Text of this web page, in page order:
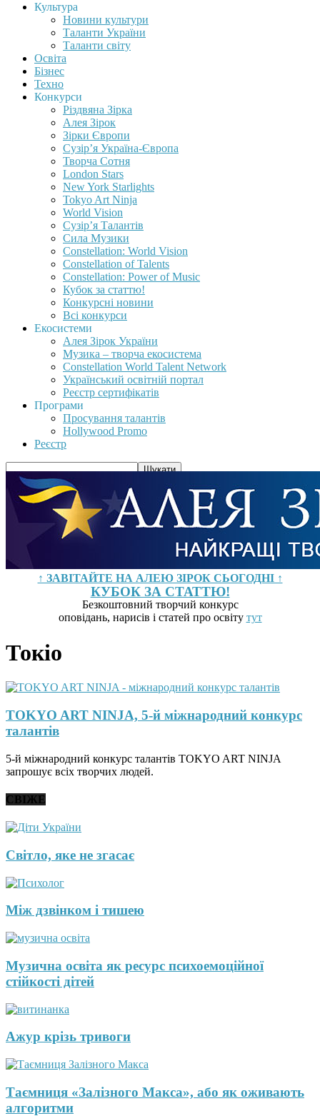
Культура
Новини культури
Таланти України
Таланти світу
Освіта
Бізнес
Техно
Конкурси
Різдвяна Зірка
Алея Зірок
Зірки Європи
Сузір’я Україна-Європа
Творча Сотня
London Stars
New York Starlights
Tokyo Art Ninja
World Vision
Сузір’я Талантів
Сила Музики
Constellation: World Vision
Constellation of Talents
Constellation: Power of Music
Кубок за статтю!
Конкурсні новини
Всі конкурси
Екосистеми
Алея Зірок України
Музика – творча екосистема
Constellation World Talent Network
Український освітній портал
Реєстр сертифікатів
Програми
Просування талантів
Hollywood Promo
Реєстр
↑ ЗАВІТАЙТЕ НА АЛЕЮ ЗІРОК СЬОГОДНІ ↑
КУБОК ЗА СТАТТЮ!
Безкоштовний творчий конкурс
оповідань, нарисів і статей про освіту тут
Токіо
TOKYO ART NINJA, 5-й міжнародний конкурс
талантів
5-й міжнародний конкурс талантів TOKYO ART NINJA
запрошує всіх творчих людей.
СВІЖЕ
Світло, яке не згасає
Між дзвінком і тишею
Музична освіта як ресурс психоемоційної
стійкості дітей
Ажур крізь тривоги
Таємниця «Залізного Макса», або як оживають
алгоритми